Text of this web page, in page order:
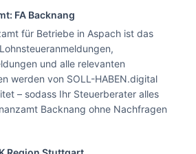
FA Backnang
für Betriebe in Aspach ist das
und alle relevanten
werden von SOLL-HABEN.digital
– sodass Ihr Steuerberater alles
Backnang ohne Nachfragen